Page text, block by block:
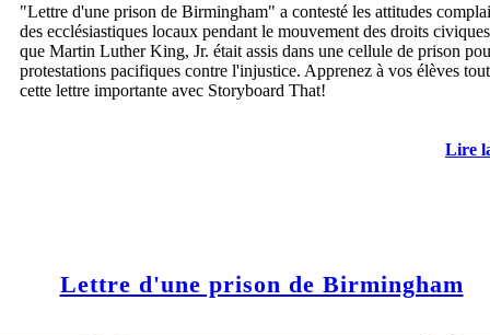
"Lettre d'une prison de Birmingham" a contesté les attitudes
des ecclésiastiques locaux pendant le mouvement des droits
que Martin Luther King, Jr. était assis dans une cellule de prison
protestations pacifiques contre l'injustice. Apprenez à vos élèves
cette lettre importante avec Storyboard That!
Lire
Lettre d'une prison de Birmingham